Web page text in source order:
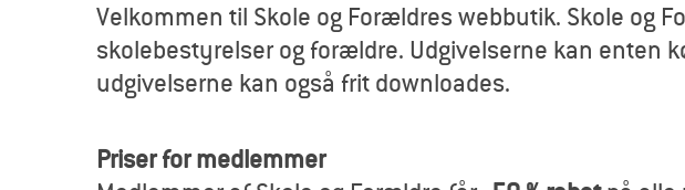
l
e
o
Velkommen til Skole og Forældres webbutik. Skole og
skolebestyrelser og forældre. Udgivelserne kan enten
udgivelserne kan også frit downloades.
Priser for medlemmer